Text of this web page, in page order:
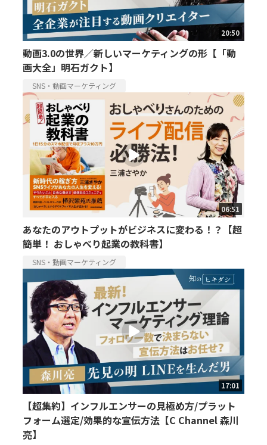
20:50
動画3.0の世界／新しいマーケティングの形【「動
画大全」明石ガクト】
SNS・動画マーケティング
06:51
あなたのアウトプットがビジネスに変わる！？【超
簡単！ おしゃべり起業の教科書】
SNS・動画マーケティング
17:01
【超集約】インフルエンサーの見極め方/プラット
フォーム選定/効果的な宣伝方法【C Channel 森川
亮】